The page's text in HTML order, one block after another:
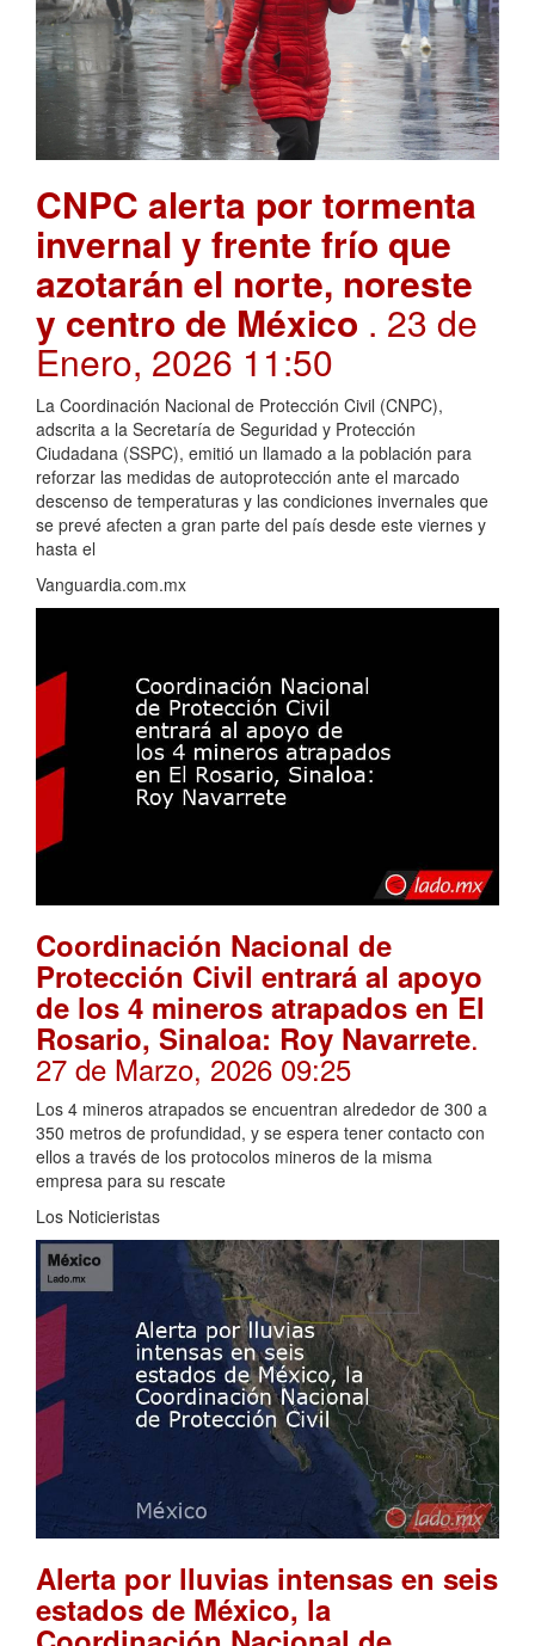
CNPC alerta por tormenta
invernal y frente frío que
azotarán el norte, noreste
y centro de México . 23 de
Enero, 2026 11:50
La Coordinación Nacional de Protección Civil (CNPC),
adscrita a la Secretaría de Seguridad y Protección
Ciudadana (SSPC), emitió un llamado a la población para
reforzar las medidas de autoprotección ante el marcado
descenso de temperaturas y las condiciones invernales que
se prevé afecten a gran parte del país desde este viernes y
hasta el
Vanguardia.com.mx
Coordinación Nacional de
Protección Civil entrará al apoyo
de los 4 mineros atrapados en El
Rosario, Sinaloa: Roy Navarrete.
27 de Marzo, 2026 09:25
Los 4 mineros atrapados se encuentran alrededor de 300 a
350 metros de profundidad, y se espera tener contacto con
ellos a través de los protocolos mineros de la misma
empresa para su rescate
Los Noticieristas
Alerta por lluvias intensas en seis
estados de México, la